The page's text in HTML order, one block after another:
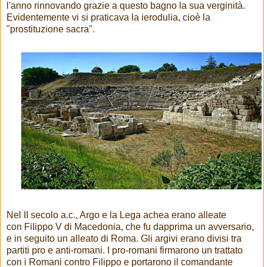
l'anno rinnovando grazie a questo bagno la sua verginità.
Evidentemente vi si praticava la ierodulia, cioè la
"prostituzione sacra".
Nel II secolo a.c., Argo e la Lega achea erano alleate
con Filippo V di Macedonia, che fu dapprima un avversario,
e in seguito un alleato di Roma. Gli argivi erano divisi tra
partiti pro e anti-romani. I pro-romani firmarono un trattato
con i Romani contro Filippo e portarono il comandante